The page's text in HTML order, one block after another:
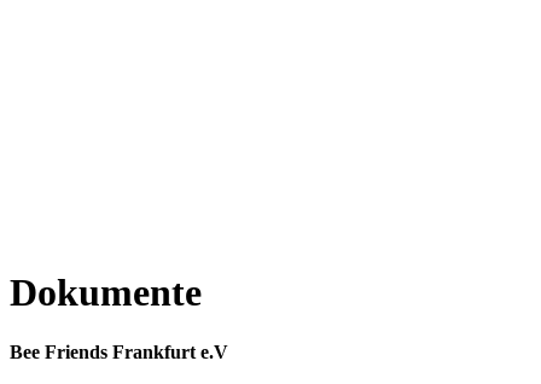
Dokumente
Bee Friends Frankfurt e.V